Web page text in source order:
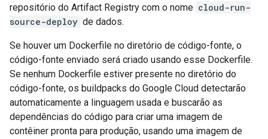
repositório do Artifact Registry com o nome cloud-run-
source-deploy de dados.
Se houver um Dockerfile no diretório de código-fonte, o
código-fonte enviado será criado usando esse Dockerfile.
Se nenhum Dockerfile estiver presente no diretório do
código-fonte, os buildpacks do Google Cloud detectarão
automaticamente a linguagem usada e buscarão as
dependências do código para criar uma imagem de
contêiner pronta para produção, usando uma imagem de